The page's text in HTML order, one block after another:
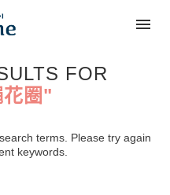
FOR
圈"
terms. Please try again
keywords.